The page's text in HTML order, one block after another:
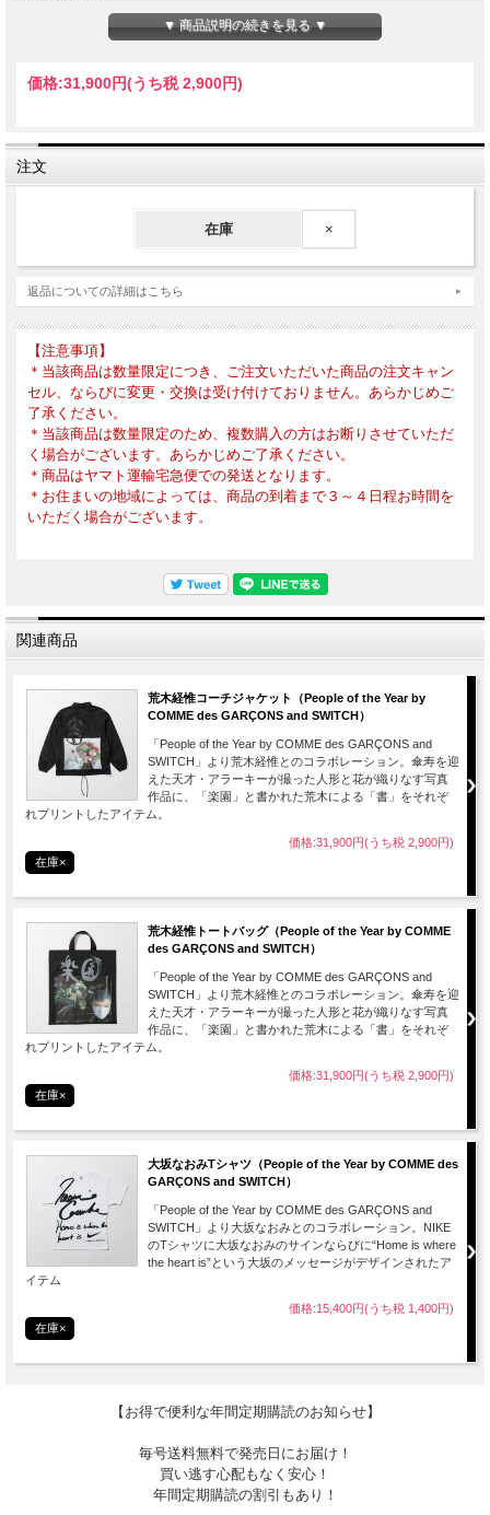
パティ・スミス
ミュージシャン・詩人。1946年生まれ。シカゴ出身。ニューヨーク・
義で活動、「クイーン・オブ・パンク」とも称された。早くから詩や
文学の方面にも進出し、それらをテーマにした創作活動を展開してい
PATTI SMITH｜Musician, author and poet
Born in Chicago in 1946. A talent discovered in the punk rock scene in
Patti Smith Group during the 70s. She has been popular also for her
poetry and other writings since the early stage of her career till today.
SIZE : ONE（SUPER LARGE SIZE）
COLOR : BLACK
タテ850×ヨコ750mm
発売日：2020年11月28日（数量限定販売）
▼ 商品説明の続きを見る ▼
価格:31,900円(うち税 2,900円)
注文
在庫 ×
返品についての詳細はこちら
【注意事項】
＊当該商品は数量限定につき、ご注文いただいた商品の注文キャン
セル、ならびに変更・交換は受け付けておりません。あらかじめご
了承ください。
＊当該商品は数量限定のため、複数購入の方はお断りさせていただ
く場合がございます。あらかじめご了承ください。
＊商品はヤマト運輸宅急便での発送となります。
＊お住まいの地域によっては、商品の到着まで３～４日程お時間を
いただく場合がございます。
関連商品
荒木経惟コーチジャケット（People of the Year by
COMME des GARÇONS and SWITCH）
「People of the Year by COMME des GARÇONS and
SWITCH」より荒木経惟とのコラボレーション。傘寿を迎
えた天才・アラーキーが撮った人形と花が織りなす写真
作品に、「楽園」と書かれた荒木による「書」をそれぞ
れプリントしたアイテム。
価格:31,900円(うち税 2,900円)
在庫×
荒木経惟トートバッグ（People of the Year by COMME
des GARÇONS and SWITCH）
「People of the Year by COMME des GARÇONS and
SWITCH」より荒木経惟とのコラボレーション。傘寿を迎
えた天才・アラーキーが撮った人形と花が織りなす写真
作品に、「楽園」と書かれた荒木による「書」をそれぞ
れプリントしたアイテム。
価格:31,900円(うち税 2,900円)
在庫×
大坂なおみTシャツ（People of the Year by COMME des
GARÇONS and SWITCH）
「People of the Year by COMME des GARÇONS and
SWITCH」より大坂なおみとのコラボレーション。NIKE
のTシャツに大坂なおみのサインならびに“Home is where
the heart is”という大坂のメッセージがデザインされたア
イテム
価格:15,400円(うち税 1,400円)
在庫×
【お得で便利な年間定期購読のお知らせ】
毎号送料無料で発売日にお届け！
買い逃す心配もなく安心！
年間定期購読の割引もあり！